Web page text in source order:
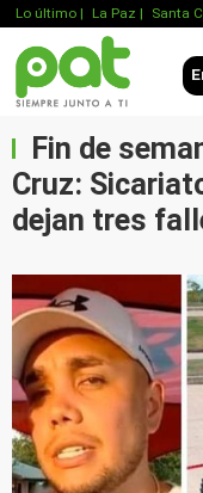
Lo último | La Paz | Santa
Fin de
Cruz:
dejan tres